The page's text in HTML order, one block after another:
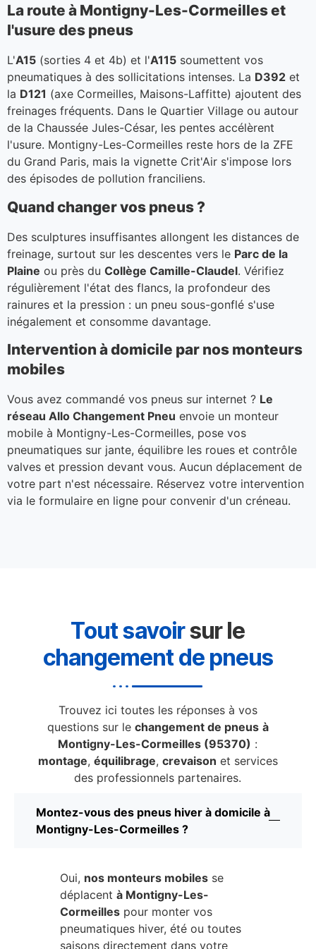
La route à Montigny-Les-Cormeilles et
l'usure des pneus
L'A15 (sorties 4 et 4b) et l'A115 soumettent vos
pneumatiques à des sollicitations intenses. La D392 et
la D121 (axe Cormeilles, Maisons-Laffitte) ajoutent des
freinages fréquents. Dans le Quartier Village ou autour
de la Chaussée Jules-César, les pentes accélèrent
l'usure. Montigny-Les-Cormeilles reste hors de la ZFE
du Grand Paris, mais la vignette Crit'Air s'impose lors
des épisodes de pollution franciliens.
Quand changer vos pneus ?
Des sculptures insuffisantes allongent les distances de
freinage, surtout sur les descentes vers le Parc de la
Plaine ou près du Collège Camille-Claudel. Vérifiez
régulièrement l'état des flancs, la profondeur des
rainures et la pression : un pneu sous-gonflé s'use
inégalement et consomme davantage.
Intervention à domicile par nos monteurs
mobiles
Vous avez commandé vos pneus sur internet ? Le
réseau Allo Changement Pneu envoie un monteur
mobile à Montigny-Les-Cormeilles, pose vos
pneumatiques sur jante, équilibre les roues et contrôle
valves et pression devant vous. Aucun déplacement de
votre part n'est nécessaire. Réservez votre intervention
via le formulaire en ligne pour convenir d'un créneau.
Tout savoirsur le
changement de pneus
Trouvez ici toutes les réponses à vos
questions sur le changement de pneus à
Montigny-Les-Cormeilles (95370) :
montage, équilibrage, crevaison et services
des professionnels partenaires.
Montez-vous des pneus hiver à domicile à
Montigny-Les-Cormeilles ?
Oui, nos monteurs mobiles se
déplacent à Montigny-Les-
Cormeilles pour monter vos
pneumatiques hiver, été ou toutes
saisons directement dans votre